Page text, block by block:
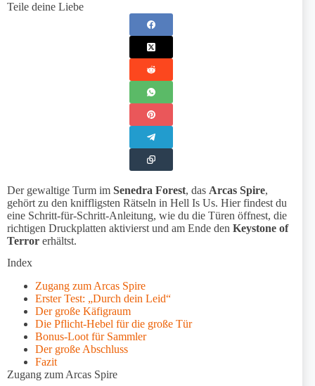
Teile deine Liebe
Der gewaltige Turm im Senedra Forest, das Arcas Spire,
gehört zu den kniffligsten Rätseln in Hell Is Us. Hier findest du
eine Schritt-für-Schritt-Anleitung, wie du die Türen öffnest, die
richtigen Druckplatten aktivierst und am Ende den Keystone of
Terror erhältst.
Index
Zugang zum Arcas Spire
Erster Test: „Durch dein Leid“
Der große Käfigraum
Die Pflicht-Hebel für die große Tür
Bonus-Loot für Sammler
Der große Abschluss
Fazit
Zugang zum Arcas Spire